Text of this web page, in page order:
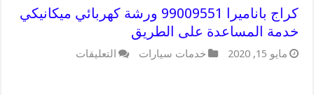
كراج باناميرا 99009551 ورشة كهربائي ميكانيكي
خدمة المساعدة على الطريق
مايو 15, 2020 خدمات سيارات التعليقات